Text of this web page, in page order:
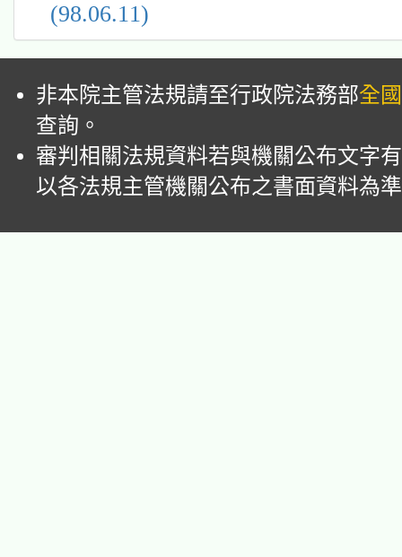
(98.06.11)
非本院主管法規請至行政院法務部全
查詢。
審判相關法規資料若與機關公布文字
以各法規主管機關公布之書面資料為